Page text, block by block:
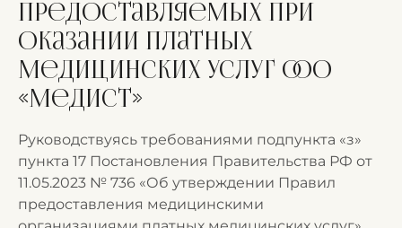
предоставляемых при
оказании платных
медицинских услуг ООО
«МедИст»
Руководствуясь требованиями подпункта «з»
пункта 17 Постановления Правительства РФ от
11.05.2023 № 736 «Об утверждении Правил
предоставления медицинскими